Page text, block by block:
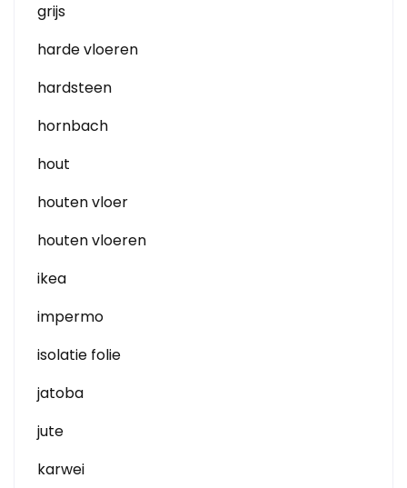
grijs
harde vloeren
hardsteen
hornbach
hout
houten vloer
houten vloeren
ikea
impermo
isolatie folie
jatoba
jute
karwei